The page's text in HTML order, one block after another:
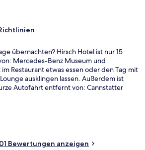
übernachten? Hirsch Hotel ist nur 15
Mercedes-Benz Museum und
Restaurant etwas essen oder den Tag mit
ausklingen lassen. Außerdem ist
Autofahrt entfernt von: Cannstatter
öffentlichen Verkehrsmittel sind nur
entfernt: Zur U-Bahn-Station Ruit sind es 5
Station Zinsholz 11 Minuten.
Bewertungen anzeigen